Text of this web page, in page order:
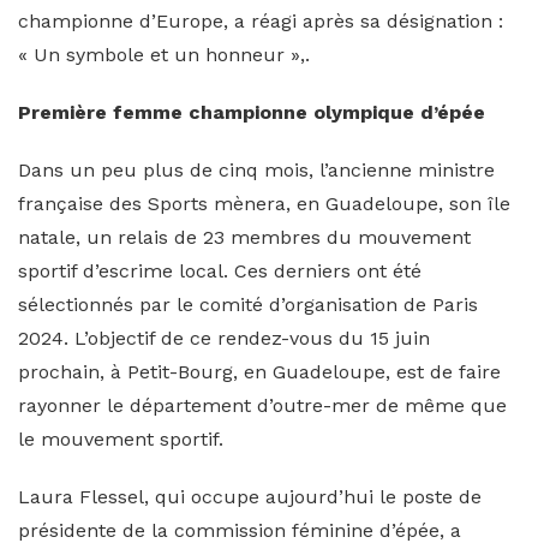
championne d’Europe, a réagi après sa désignation :
« Un symbole et un honneur »,.
Première femme championne olympique d’épée
Dans un peu plus de cinq mois, l’ancienne ministre
française des Sports mènera, en Guadeloupe, son île
natale, un relais de 23 membres du mouvement
sportif d’escrime local. Ces derniers ont été
sélectionnés par le comité d’organisation de Paris
2024. L’objectif de ce rendez-vous du 15 juin
prochain, à Petit-Bourg, en Guadeloupe, est de faire
rayonner le département d’outre-mer de même que
le mouvement sportif.
Laura Flessel, qui occupe aujourd’hui le poste de
présidente de la commission féminine d’épée, a